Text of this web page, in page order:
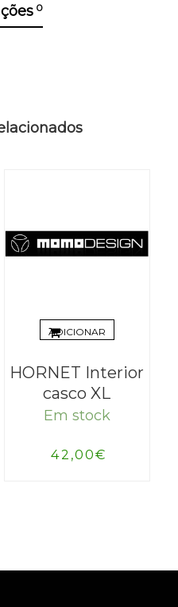
0
ADICIONAR
HORNET Interior
casco XL
Em stock
42,00€